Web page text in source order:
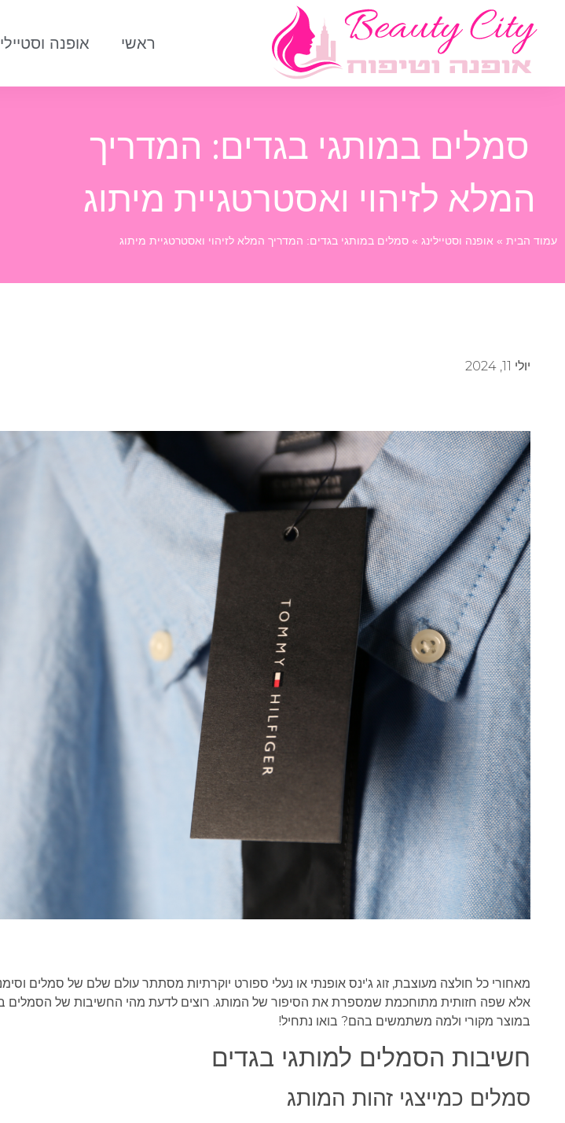
ראשי אופנה
סמלים במותגי בגדים: המדריך
המלא לזיהוי ואסטרטגיית מיתוג
עמוד הבית » אופנה וסטיילינג » סמלים במותגי בגדים: המדריך המלא לזיהוי ואסטרטגיית מיתוג
יולי 11, 2024
מאחורי כל חולצה מעוצבת, זוג ג'ינס אופנתי או נעלי ספורט יוקרתיות מסתתר עולם שלם של סמלים
אלא שפה חזותית מתוחכמת שמספרת את הסיפור של המותג. רוצים לדעת מהי החשיבות של הסמלים
במוצר מקורי ולמה משתמשים בהם? בואו נתחיל!
חשיבות הסמלים למותגי בגדים
סמלים כמייצגי זהות המותג